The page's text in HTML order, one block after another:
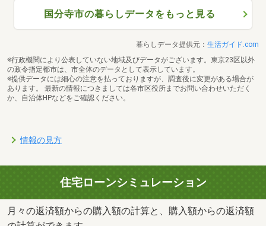
国分寺市の暮らしデータをもっと見る
暮らしデータ提供元： 生活ガイド.com
※行政機関により公表していない地域及びデータがございます。東京23区以外
の政令指定都市は、市全体のデータとして表示しています。
※提供データには細心の注意を払っておりますが、調査後に変更がある場合が
あります。 最新の情報につきましては各市区役所までお問い合わせいただく
か、自治体HPなどをご確認ください。
情報の見方
住宅ローンシミュレーション
月々の返済額からの購入額の計算と、購入額からの返済額